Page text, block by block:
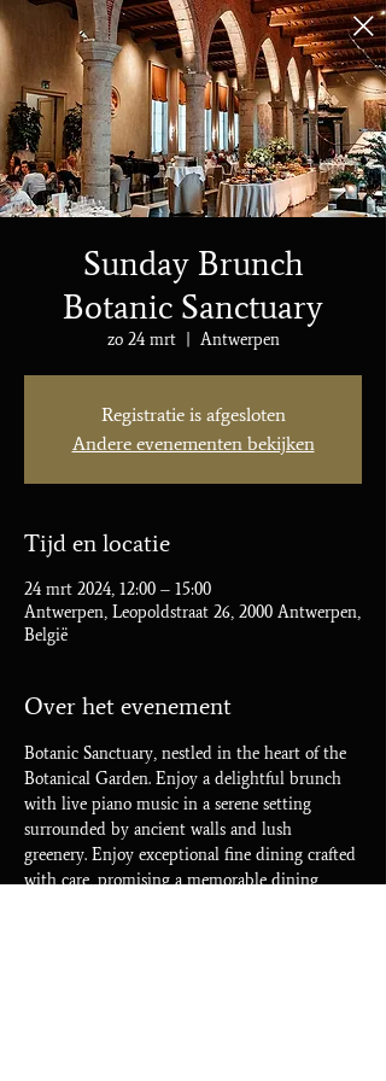
Sunday Brunch
Botanic Sanctuary
zo 24 mrt
  |
Antwerpen
Registratie is afgesloten
Andere evenementen bekijken
Tijd en locatie
24 mrt 2024, 12:00 – 15:00
Antwerpen, Leopoldstraat 26, 2000 Antwerpen,
België
Over het evenement
Botanic Sanctuary, nestled in the heart of the
Botanical Garden. Enjoy a delightful brunch
with live piano music in a serene setting
surrounded by ancient walls and lush
greenery. Enjoy exceptional fine dining crafted
with care, promising a memorable dining